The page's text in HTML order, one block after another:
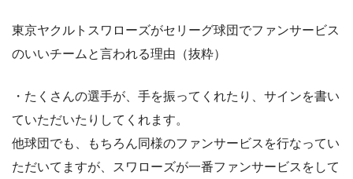
東京ヤクルトスワローズがセリーグ球団でファンサービス
のいいチームと言われる理由（抜粋）
・たくさんの選手が、手を振ってくれたり、サインを書い
ていただいたりしてくれます。
他球団でも、もちろん同様のファンサービスを行なってい
ただいてますが、スワローズが一番ファンサービスをして